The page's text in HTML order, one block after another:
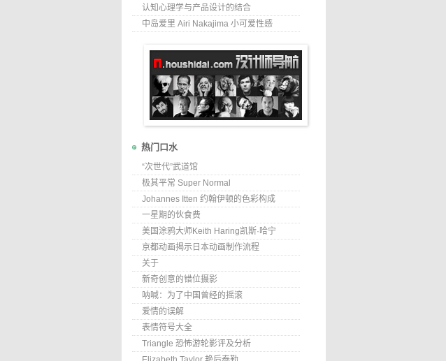
认知心理学与产品设计的结合
中岛爱里 Airi Nakajima 小可爱性感
热门口水
“次世代”武道馆
极其平常 Super Normal
Johannes Itten 约翰伊顿的色彩构成
一星期的伙食费
美国涂鸦大师Keith Haring凯斯·哈宁
京都动画揭示日本动画制作流程
关于
新奇创意的错位摄影
呐喊：为了中国曾经的摇滚
爱情的误解
表情符号大全
Triangle 恐怖游轮影评及分析